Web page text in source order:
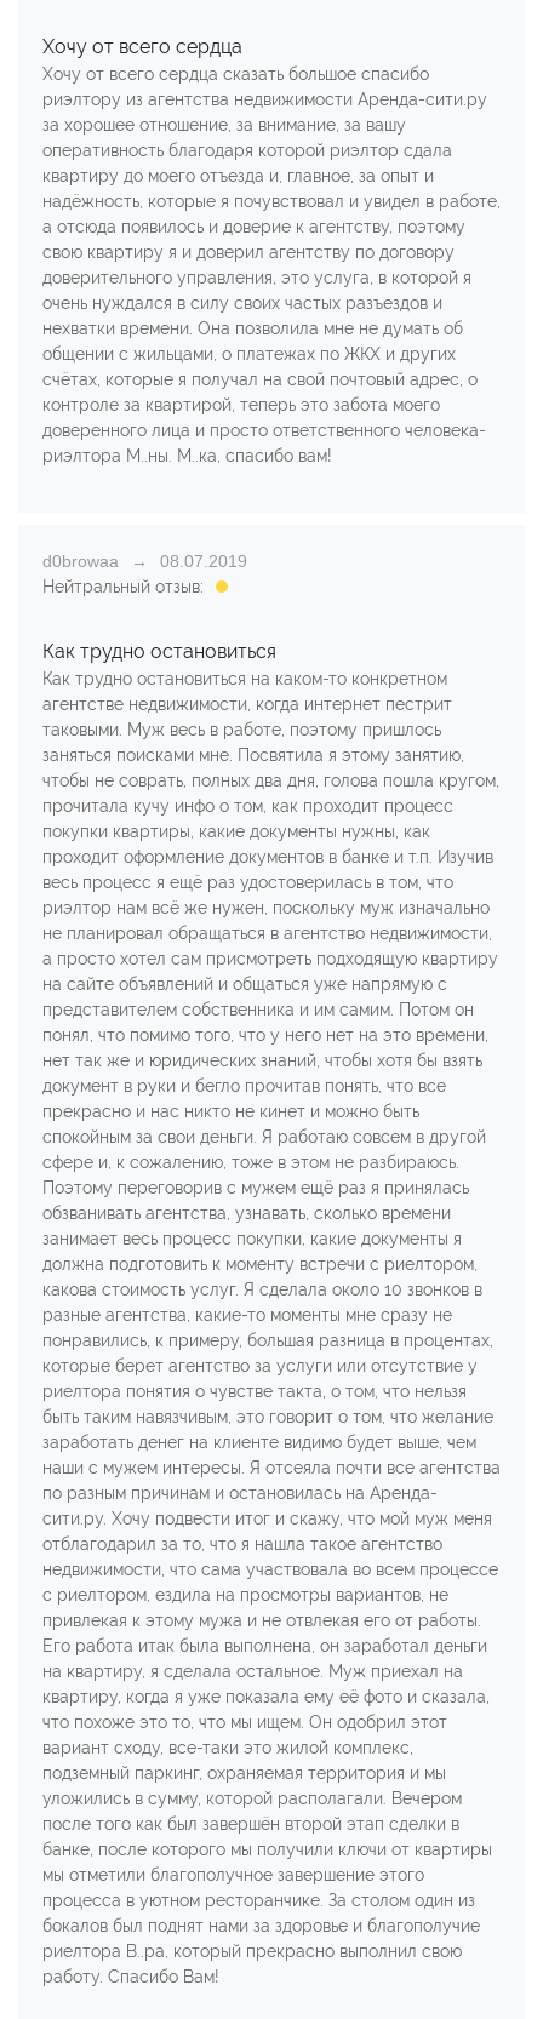
Хочу от всего сердца
Хочу от всего сердца сказать большое спасибо
риэлтору из агентства недвижимости Аренда-сити.ру
за хорошее отношение, за внимание, за вашу
оперативность благодаря которой риэлтор сдала
квартиру до моего отъезда и, главное, за опыт и
надёжность, которые я почувствовал и увидел в работе,
а отсюда появилось и доверие к агентству, поэтому
свою квартиру я и доверил агентству по договору
доверительного управления, это услуга, в которой я
очень нуждался в силу своих частых разъездов и
нехватки времени. Она позволила мне не думать об
общении с жильцами, о платежах по ЖКХ и других
счётах, которые я получал на свой почтовый адрес, о
контроле за квартирой, теперь это забота моего
доверенного лица и просто ответственного человека-
риэлтора М..ны. М..ка, спасибо вам!
d0browaa
08.07.2019
Нейтральный отзыв:
Как трудно остановиться
Как трудно остановиться на каком-то конкретном
агентстве недвижимости, когда интернет пестрит
таковыми. Муж весь в работе, поэтому пришлось
заняться поисками мне. Посвятила я этому занятию,
чтобы не соврать, полных два дня, голова пошла кругом,
прочитала кучу инфо о том, как проходит процесс
покупки квартиры, какие документы нужны, как
проходит оформление документов в банке и т.п. Изучив
весь процесс я ещё раз удостоверилась в том, что
риэлтор нам всё же нужен, поскольку муж изначально
не планировал обращаться в агентство недвижимости,
а просто хотел сам присмотреть подходящую квартиру
на сайте объявлений и общаться уже напрямую с
представителем собственника и им самим. Потом он
понял, что помимо того, что у него нет на это времени,
нет так же и юридических знаний, чтобы хотя бы взять
документ в руки и бегло прочитав понять, что все
прекрасно и нас никто не кинет и можно быть
спокойным за свои деньги. Я работаю совсем в другой
сфере и, к сожалению, тоже в этом не разбираюсь.
Поэтому переговорив с мужем ещё раз я принялась
обзванивать агентства, узнавать, сколько времени
занимает весь процесс покупки, какие документы я
должна подготовить к моменту встречи с риелтором,
какова стоимость услуг. Я сделала около 10 звонков в
разные агентства, какие-то моменты мне сразу не
понравились, к примеру, большая разница в процентах,
которые берет агентство за услуги или отсутствие у
риелтора понятия о чувстве такта, о том, что нельзя
быть таким навязчивым, это говорит о том, что желание
заработать денег на клиенте видимо будет выше, чем
наши с мужем интересы. Я отсеяла почти все агентства
по разным причинам и остановилась на Аренда-
сити.ру. Хочу подвести итог и скажу, что мой муж меня
отблагодарил за то, что я нашла такое агентство
недвижимости, что сама участвовала во всем процессе
с риелтором, ездила на просмотры вариантов, не
привлекая к этому мужа и не отвлекая его от работы.
Его работа итак была выполнена, он заработал деньги
на квартиру, я сделала остальное. Муж приехал на
квартиру, когда я уже показала ему её фото и сказала,
что похоже это то, что мы ищем. Он одобрил этот
вариант сходу, все-таки это жилой комплекс,
подземный паркинг, охраняемая территория и мы
уложились в сумму, которой располагали. Вечером
после того как был завершён второй этап сделки в
банке, после которого мы получили ключи от квартиры
мы отметили благополучное завершение этого
процесса в уютном ресторанчике. За столом один из
бокалов был поднят нами за здоровье и благополучие
риелтора В..ра, который прекрасно выполнил свою
работу. Спасибо Вам!